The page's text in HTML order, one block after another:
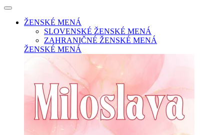
ŽENSKÉ MENÁ
SLOVENSKÉ ŽENSKÉ MENÁ
ZAHRANIČNÉ ŽENSKÉ MENÁ
ŽENSKÉ MENÁ